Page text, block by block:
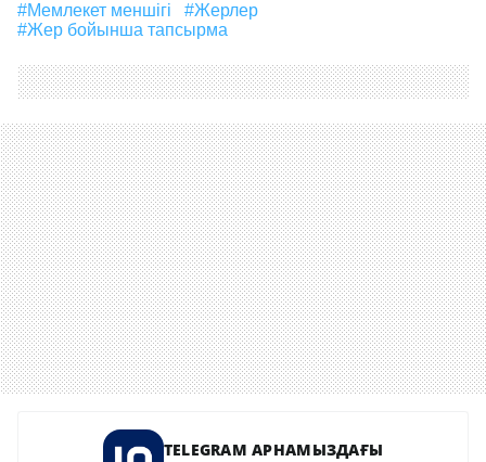
#мемлекет меншігі
#жерлер
#жер бойынша тапсырма